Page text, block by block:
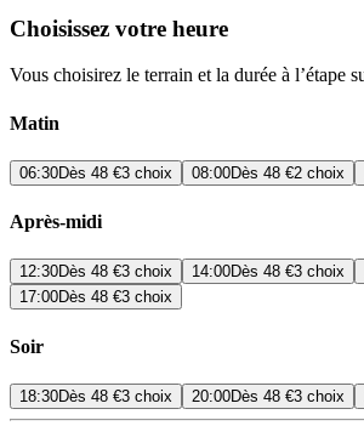
Choisissez votre heure
Vous choisirez le terrain et la durée à l’étape
Matin
06:30Dès 48 €3 choix 08:00Dès 48 €2 choix
Après-midi
12:30Dès 48 €3 choix 14:00Dès 48 €3 choix
17:00Dès 48 €3 choix
Soir
18:30Dès 48 €3 choix 20:00Dès 48 €3 choix